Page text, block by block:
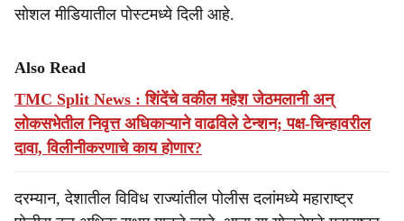
सोशल मीडियातील पोस्टमध्ये दिली आहे.
Also Read
TMC Split News : शिंदेंचे वकील महेश जेठमलानी अन्
लोकसभेतील निवृत्त अधिकाऱ्याने वाढविले टेन्शन; पक्ष-चिन्हावरील
दावा, विलीनीकरणाचे काय होणार?
दरम्यान, देशातील विविध राज्यांतील पोलीस दलांमध्ये महाराष्ट्र